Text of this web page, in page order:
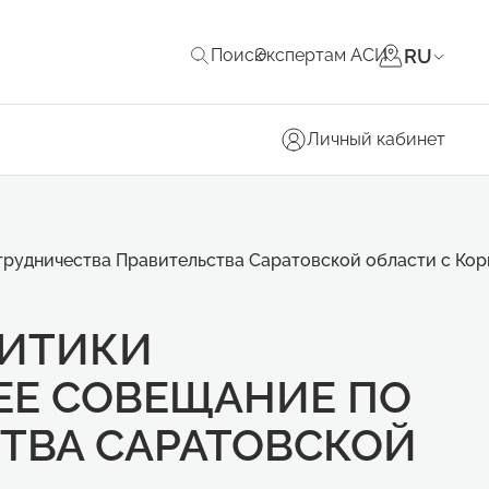
ПоискЭкспертам АСИ RU
Личный кабинет
Правительства Саратовской области с
СОВЕЩАНИЕ ПО
САРАТОВСКОЙ